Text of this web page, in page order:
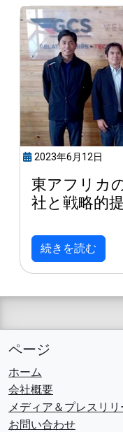
2023年6月12日
東アフリカ
社と戦略的
続きを読む
ページ
ホーム
会社概要
メディア＆プレスリリ
お問い合わせ